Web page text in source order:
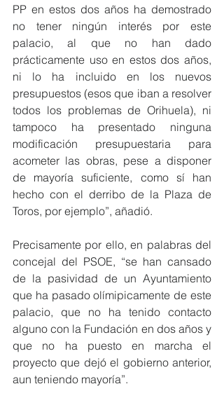
PP en estos dos años ha demostrado
no tener ningún interés por este
palacio, al que no han dado
prácticamente uso en estos dos años,
ni lo ha incluido en los nuevos
presupuestos (esos que iban a resolver
todos los problemas de Orihuela), ni
tampoco ha presentado ninguna
modificación presupuestaria para
acometer las obras, pese a disponer
de mayoría suficiente, como sí han
hecho con el derribo de la Plaza de
Toros, por ejemplo”, añadió.
Precisamente por ello, en palabras del
concejal del PSOE, “se han cansado
de la pasividad de un Ayuntamiento
que ha pasado olímipicamente de este
palacio, que no ha tenido contacto
alguno con la Fundación en dos años y
que no ha puesto en marcha el
proyecto que dejó el gobierno anterior,
aun teniendo mayoría”.